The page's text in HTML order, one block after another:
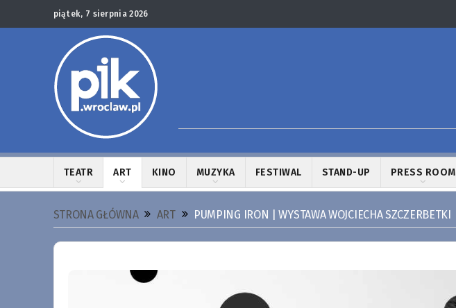
piątek, 7 sierpnia 2026
TEATR ART KINO MUZYKA FESTIWAL STAND-UP PRESS ROOM
STRONA GŁÓWNA ART PUMPING IRON | WYSTAWA WOJCIECHA SZCZERBETKI